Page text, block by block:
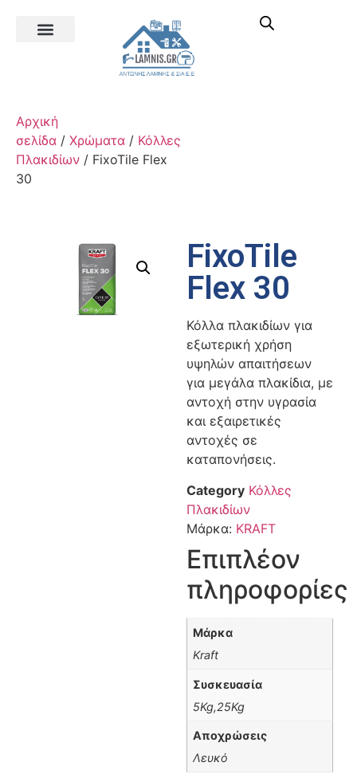
Αρχική
σελίδα / Χρώματα / Κόλλες
Πλακιδίων / FixoTile Flex
30
FixoTile
Flex 30
Κόλλα πλακιδίων για
εξωτερική χρήση
υψηλών απαιτήσεων
για μεγάλα πλακίδια, με
αντοχή στην υγρασία
και εξαιρετικές
αντοχές σε
καταπονήσεις.
Category Κόλλες
Πλακιδίων
Μάρκα: KRAFT
Επιπλέον
πληροφορίες
Μάρκα
Kraft
Συσκευασία
5Kg,25Kg
Αποχρώσεις
Λευκό